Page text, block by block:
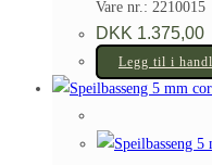
Vare nr.: 2210015
DKK 1.375,00
Legg til i